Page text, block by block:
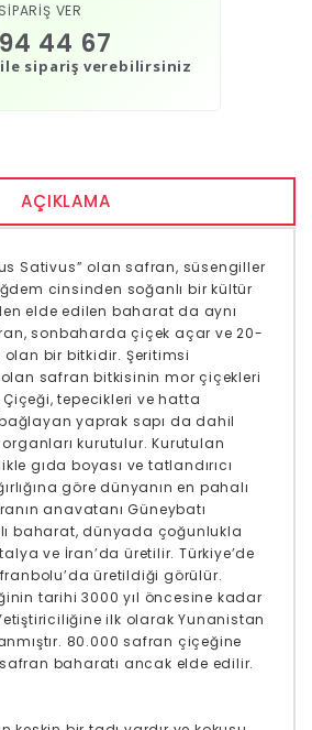
VER
sipariş verebilirsiniz
44 67
AÇIKLAMA
Sativus” olan safran, süsengiller
cinsinden soğanlı bir kültür
elde edilen baharat da aynı
sonbaharda çiçek açar ve 20-
bir bitkidir. Şeritimsi
safran bitkisinin mor çiçekleri
tepecikleri ve hatta
yaprak sapı da dahil
kurutulur. Kurutulan
gıda boyası ve tatlandırıcı
göre dünyanın en pahalı
anavatanı Güneybatı
baharat, dünyada çoğunlukla
ve İran’da üretilir. Türkiye’de
üretildiği görülür.
tarihi 3000 yıl öncesine kadar
ilk olarak Yunanistan
80.000 safran çiçeğine
safran baharatı ancak elde edilir.